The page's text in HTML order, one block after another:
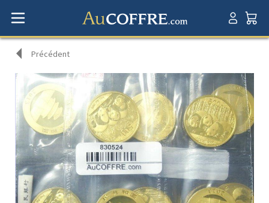
Précédent